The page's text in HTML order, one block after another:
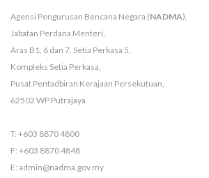
Agensi Pengurusan Bencana Negara (NADMA),
Jabatan Perdana Menteri,
Aras B1, 6 dan 7, Setia Perkasa 5,
Kompleks Setia Perkasa,
Pusat Pentadbiran Kerajaan Persekutuan,
62502 WP Putrajaya
T: +603 8870 4800
F: +603 8870 4848
E: admin@nadma.gov.my